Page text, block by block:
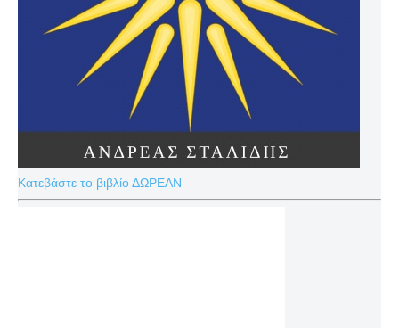
Κατεβάστε το βιβλίο ΔΩΡΕΑΝ